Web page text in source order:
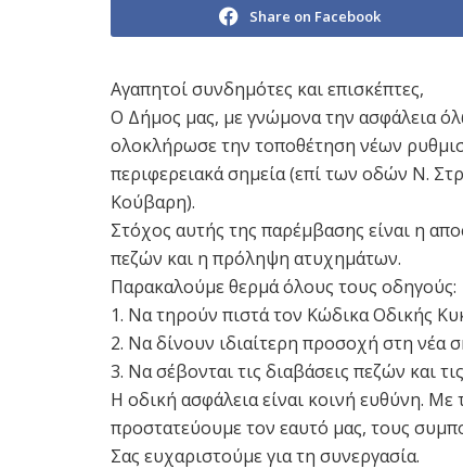
Share on Facebook
Αγαπητοί συνδημότες και επισκέπτες,
Ο Δήμος μας, με γνώμονα την ασφάλεια
ολοκλήρωσε την τοποθέτηση νέων
περιφερειακά σημεία (επί των οδών Ν.
Κούβαρη).
Στόχος αυτής της παρέμβασης είναι η
πεζών και η πρόληψη ατυχημάτων.
Παρακαλούμε θερμά όλους τους οδηγούς:
1. Να τηρούν πιστά τον Κώδικα Οδικής
2. Να δίνουν ιδιαίτερη προσοχή στη νέα
3. Να σέβονται τις διαβάσεις πεζών και
Η οδική ασφάλεια είναι κοινή ευθύνη. Με
προστατεύουμε τον εαυτό μας, τους
Σας ευχαριστούμε για τη συνεργασία.